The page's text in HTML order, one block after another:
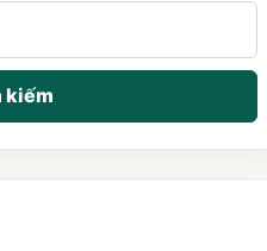
kiếm